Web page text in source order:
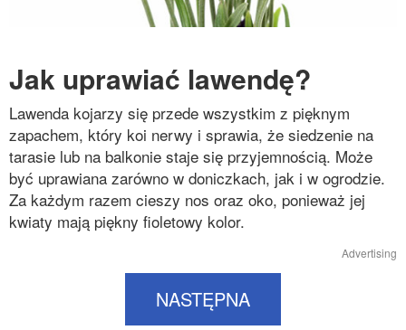
Jak uprawiać lawendę?
Lawenda kojarzy się przede wszystkim z pięknym
zapachem, który koi nerwy i sprawia, że siedzenie na
tarasie lub na balkonie staje się przyjemnością. Może
być uprawiana zarówno w doniczkach, jak i w ogrodzie.
Za każdym razem cieszy nos oraz oko, ponieważ jej
kwiaty mają piękny fioletowy kolor.
Advertising
NASTĘPNA